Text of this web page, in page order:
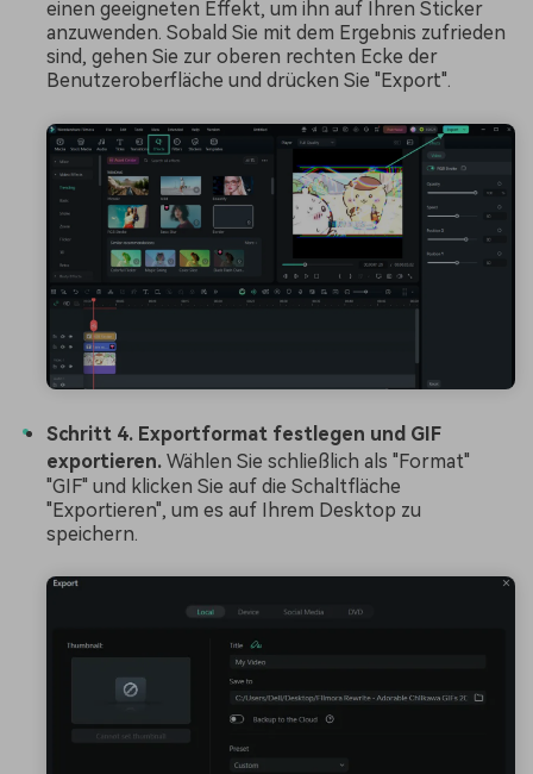
einen geeigneten Effekt, um ihn auf Ihren Sticker
anzuwenden. Sobald Sie mit dem Ergebnis zufrieden
sind, gehen Sie zur oberen rechten Ecke der
Benutzeroberfläche und drücken Sie "Export".
Schritt 4. Exportformat festlegen und GIF
exportieren. Wählen Sie schließlich als "Format"
"GIF" und klicken Sie auf die Schaltfläche
"Exportieren", um es auf Ihrem Desktop zu
speichern.